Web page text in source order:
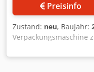
Preisinfo
Zustand: neu, Baujahr:
Verpackungsmaschine
ODER 4-
SPS; Fotosensor